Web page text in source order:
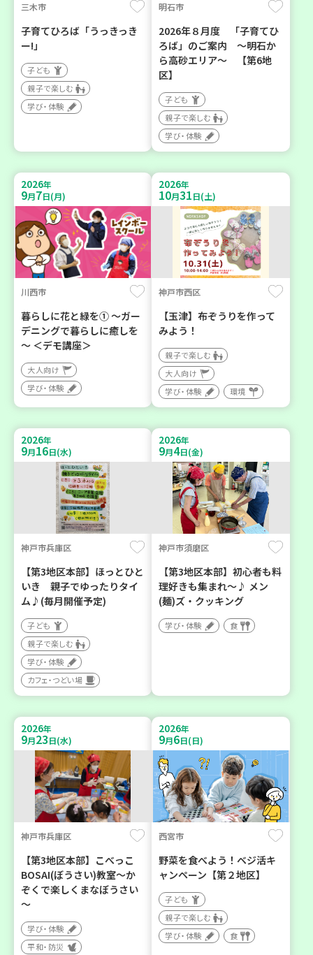
三木市
子育てひろば「うっきっき
ー!」
子ども
親子で楽しむ
学び・体験
明石市
2026年８月度 「子育てひ
ろば」のご案内 ～明石か
ら高砂エリア～ 【第6地
区】
子ども
親子で楽しむ
学び・体験
2026年
9月7日(月)
川西市
暮らしに花と緑を① ～ガー
デニングで暮らしに癒しを
～ ＜デモ講座＞
大人向け
学び・体験
2026年
10月31日(土)
神戸市西区
【玉津】布ぞうりを作って
みよう！
親子で楽しむ
大人向け
学び・体験
環境
2026年
9月16日(水)
神戸市兵庫区
【第3地区本部】ほっとひと
いき 親子でゆったりタイ
ム♪(毎月開催予定)
子ども
親子で楽しむ
学び・体験
カフェ・つどい場
2026年
9月4日(金)
神戸市須磨区
【第3地区本部】初心者も料
理好きも集まれ～♪ メン
(麺)ズ・クッキング
学び・体験 食
2026年
9月23日(水)
神戸市兵庫区
【第3地区本部】こべっこ
BOSAI(ぼうさい)教室～か
ぞくで楽しくまなぼうさい
～
学び・体験
平和・防災
2026年
9月6日(日)
西宮市
野菜を食べよう！ベジ活キ
ャンペーン【第２地区】
子ども
親子で楽しむ
学び・体験
食